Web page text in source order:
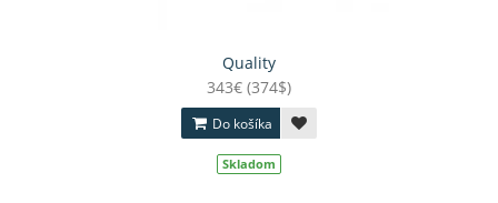
Quality
343€ (374$)
Do košíka
Skladom